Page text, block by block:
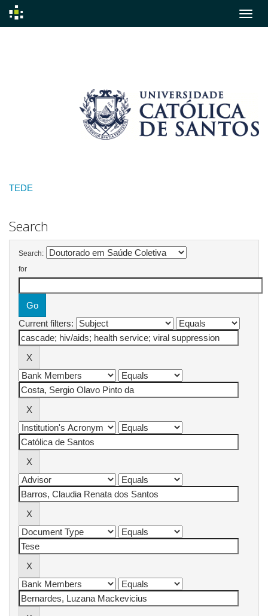
TEDE
Search
Search:
for
Current filters: